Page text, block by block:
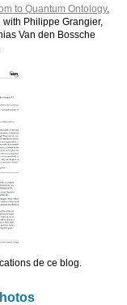
to Quantum Ontology,
Philippe Grangier,
Van den Bossche
de ce blog.